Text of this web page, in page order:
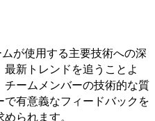
が使用する主要技術への深
新トレンドを追うことよ
ームメンバーの技術的な質
有意義なフィードバックを
られます。